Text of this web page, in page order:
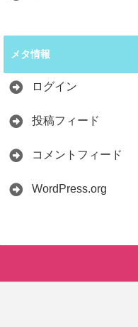
メタ情報
ログイン
投稿フィード
コメントフィード
WordPress.org